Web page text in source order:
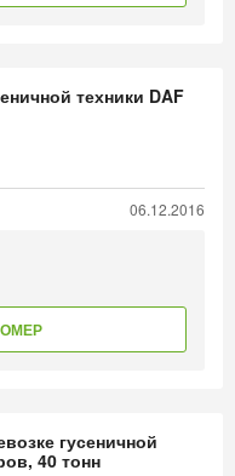
техники DAF
06.12.2016
гусеничной
40 тонн